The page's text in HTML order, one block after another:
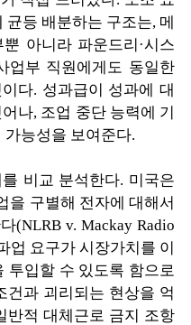
균등 배분하는 구조는, 메
아니라 파운드리·시스
업부 직원에게도 동일한
다. 성과급이 성과에 대
나, 조업 중단 능력에 기
능성을 보여준다.
비교 분석한다. 미국은
을 구별해 전자에 대해서
(NLRB v. Mackay Radio
업 요구가 시장가치를 이
투입할 수 있도록 함으로
건과 괴리되는 현상을 억
반적 대체근로 금지 조항